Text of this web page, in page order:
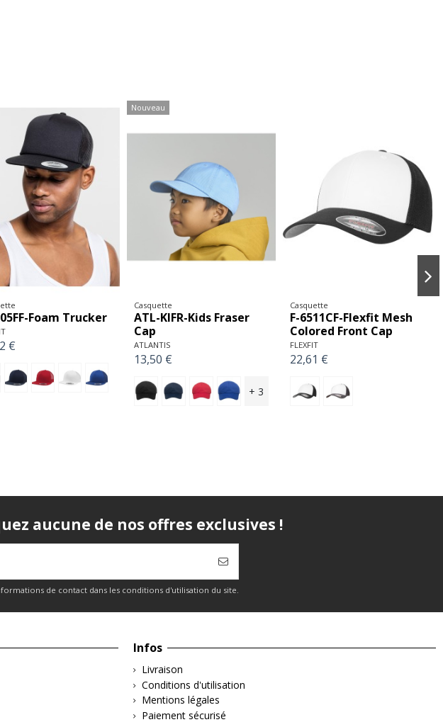
KIDS' FLEECE
Casquette
F-6533T-Flexfit
Ultrafibre et Airmesh
2-Tone Cap
FLEXFIT
Casquette
Y-C6713-
YOKO
12,56 €
aucune de nos offres exclusives !
de contact dans les conditions d'utilisation du site.
Infos
Livraison
Conditions d'utilisation
Mentions légales
Paiement sécurisé